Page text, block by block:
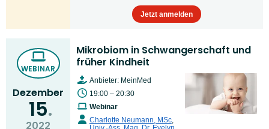
Jetzt anmelden
WEBINAR
Dezember
15
2022
Mikrobiom in Schwangerschaft und
früher Kindheit
Anbieter: MeinMed
19:00 – 20:30
Webinar
Charlotte Neumann, MSc,